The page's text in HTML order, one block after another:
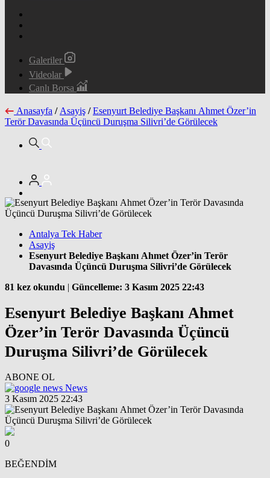
Galeriler
Videolar
Canlı Borsa
Anasayfa / Asayiş / Esenyurt Belediye Başkanı Ahmet Özer’in
Terör Davasında Üçüncü Duruşma Silivri’de Görülecek
Antalya Tek Haber
Asayiş
Esenyurt Belediye Başkanı Ahmet Özer’in Terör
Davasında Üçüncü Duruşma Silivri’de Görülecek
81 kez okundu | Güncelleme: 3 Kasım 2025 22:43
Esenyurt Belediye Başkanı Ahmet
Özer’in Terör Davasında Üçüncü
Duruşma Silivri’de Görülecek
ABONE OL
News
3 Kasım 2025 22:43
0
BEĞENDİM